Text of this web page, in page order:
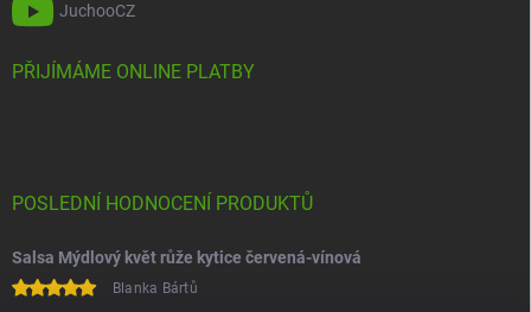
JuchooCZ
PŘIJÍMÁME ONLINE PLATBY
POSLEDNÍ HODNOCENÍ PRODUKTŮ
Salsa Mýdlový květ růže kytice červená-vínová
Blanka Bártů